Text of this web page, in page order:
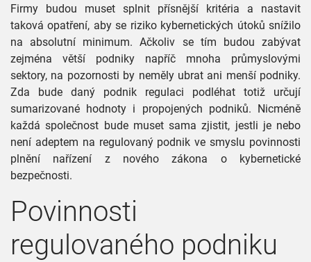
Firmy budou muset splnit přísnější kritéria a nastavit
taková opatření, aby se riziko kybernetických útoků snížilo
na absolutní minimum. Ačkoliv se tím budou zabývat
zejména větší podniky napříč mnoha průmyslovými
sektory, na pozornosti by neměly ubrat ani menší podniky.
Zda bude daný podnik regulaci podléhat totiž určují
sumarizované hodnoty i propojených podniků. Nicméně
každá společnost bude muset sama zjistit, jestli je nebo
není adeptem na regulovaný podnik ve smyslu povinnosti
plnění nařízení z nového zákona o kybernetické
bezpečnosti.
Povinnosti
regulovaného podniku